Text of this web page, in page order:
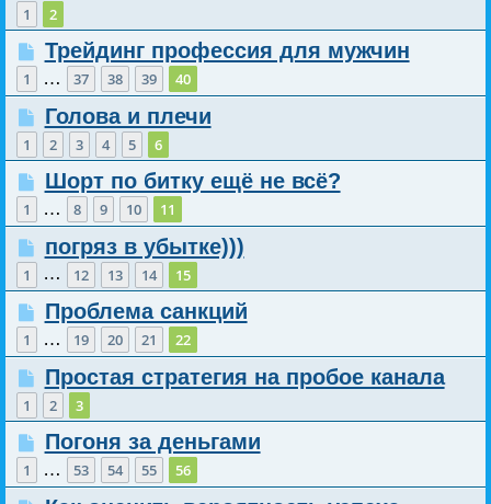
1 2
Трейдинг профессия для мужчин
1 … 37 38 39 40
Голова и плечи
1 2 3 4 5 6
Шорт по битку ещё не всё?
1 … 8 9 10 11
погряз в убытке)))
1 … 12 13 14 15
Проблема санкций
1 … 19 20 21 22
Простая стратегия на пробое канала
1 2 3
Погоня за деньгами
1 … 53 54 55 56